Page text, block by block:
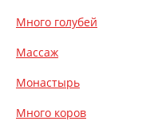
Много голубей
Массаж
Монастырь
Много коров